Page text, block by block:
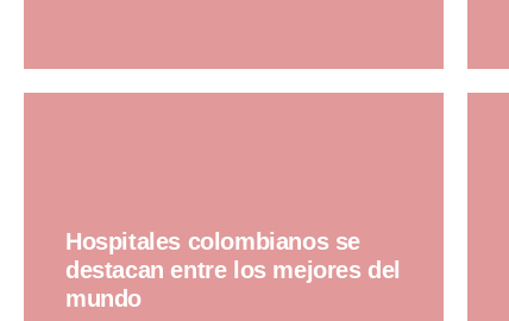
Hospitales colombianos se
destacan entre los mejores del
mundo